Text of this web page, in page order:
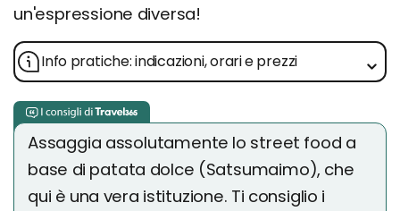
un'espressione diversa!
Info pratiche: indicazioni, orari e prezzi
Assaggia assolutamente lo street food a
base di patata dolce (Satsumaimo), che
qui è una vera istituzione. Ti consiglio i